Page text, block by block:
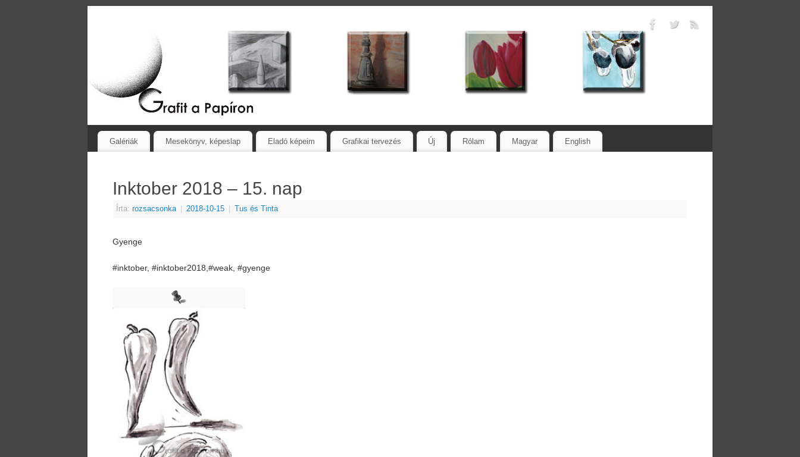
Galériák Mesekönyv, képeslap Eladó képeim Grafikai tervezés Új Rólam Magyar English
Inktober 2018 – 15. nap
Írta: rozsacsonka 2018-10-15 Tus és Tinta
Gyenge
#inktober, #inktober2018,#weak, #gyenge